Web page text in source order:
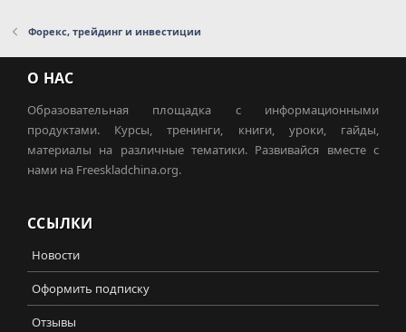
Форекс, трейдинг и инвестиции
О НАС
Образовательная площадка с информационными
продуктами. Курсы, тренинги, книги, уроки, гайды,
материалы на различные тематики. Развивайся вместе с
нами на Freeskladchina.org.
ССЫЛКИ
Новости
Оформить подписку
Отзывы